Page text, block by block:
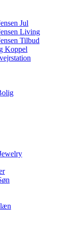
Jul
Living
Tilbud
Koppel